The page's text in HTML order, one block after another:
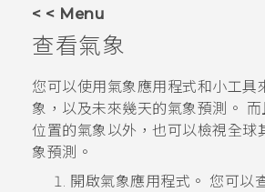
應用程式
支援服務
< < Menu
查看氣象
您可以使用 氣象應用程式和小工具
象，以及未來幾天的氣象預測。
位置的氣象以外，也可以檢視全球
象預測。
開啟氣象應用程式。 您可以